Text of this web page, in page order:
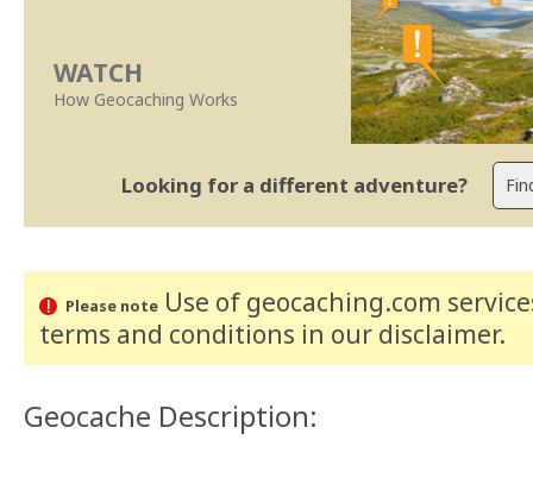
WATCH
How Geocaching Works
Looking for a different adventure?
Please noteUse of geocaching.com
terms and conditions in our disclaimer.
Geocache Description: